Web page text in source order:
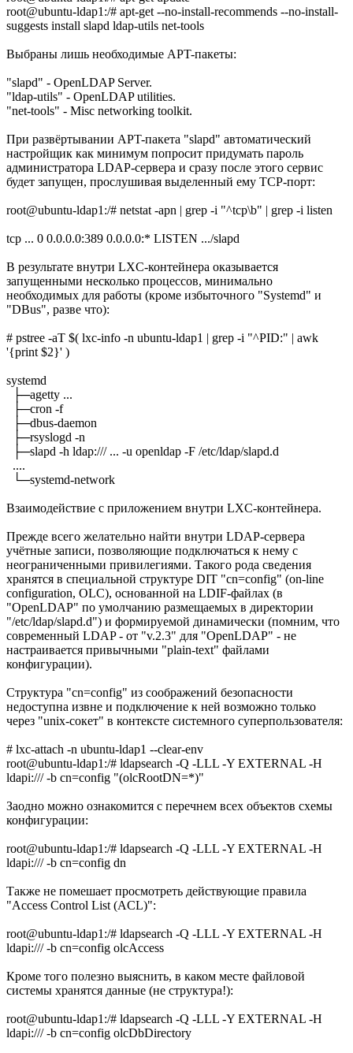
root@ubuntu-ldap1:/# apt-get --no-install-recommends --no-install-
suggests install slapd ldap-utils net-tools
Выбраны лишь необходимые APT-пакеты:
"slapd" - OpenLDAP Server.
"ldap-utils" - OpenLDAP utilities.
"net-tools" - Misc networking toolkit.
При развёртывании APT-пакета "slapd" автоматический
настройщик как минимум попросит придумать пароль
администратора LDAP-сервера и сразу после этого сервис
будет запущен, прослушивая выделенный ему TCP-порт:
root@ubuntu-ldap1:/# netstat -apn | grep -i "^tcp\b" | grep -i listen
tcp ... 0 0.0.0.0:389 0.0.0.0:* LISTEN .../slapd
В результате внутри LXC-контейнера оказывается
запущенными несколько процессов, минимально
необходимых для работы (кроме избыточного "Systemd" и
"DBus", разве что):
# pstree -aT $( lxc-info -n ubuntu-ldap1 | grep -i "^PID:" | awk
'{print $2}' )
systemd
├─agetty ...
├─cron -f
├─dbus-daemon
├─rsyslogd -n
├─slapd -h ldap:/// ... -u openldap -F /etc/ldap/slapd.d
....
└─systemd-network
Взаимодействие с приложением внутри LXC-контейнера.
Прежде всего желательно найти внутри LDAP-сервера
учётные записи, позволяющие подключаться к нему с
неограниченными привилегиями. Такого рода сведения
хранятся в специальной структуре DIT "cn=config" (on-line
configuration, OLC), основанной на LDIF-файлах (в
"OpenLDAP" по умолчанию размещаемых в директории
"/etc/ldap/slapd.d") и формируемой динамически (помним, что
современный LDAP - от "v.2.3" для "OpenLDAP" - не
настраивается привычными "plain-text" файлами
конфигурации).
Структура "cn=config" из соображений безопасности
недоступна извне и подключение к ней возможно только
через "unix-сокет" в контексте системного суперпользователя:
# lxc-attach -n ubuntu-ldap1 --clear-env
root@ubuntu-ldap1:/# ldapsearch -Q -LLL -Y EXTERNAL -H
ldapi:/// -b cn=config "(olcRootDN=*)"
Заодно можно ознакомится с перечнем всех объектов схемы
конфигурации:
root@ubuntu-ldap1:/# ldapsearch -Q -LLL -Y EXTERNAL -H
ldapi:/// -b cn=config dn
Также не помешает просмотреть действующие правила
"Access Control List (ACL)":
root@ubuntu-ldap1:/# ldapsearch -Q -LLL -Y EXTERNAL -H
ldapi:/// -b cn=config olcAccess
Кроме того полезно выяснить, в каком месте файловой
системы хранятся данные (не структура!):
root@ubuntu-ldap1:/# ldapsearch -Q -LLL -Y EXTERNAL -H
ldapi:/// -b cn=config olcDbDirectory